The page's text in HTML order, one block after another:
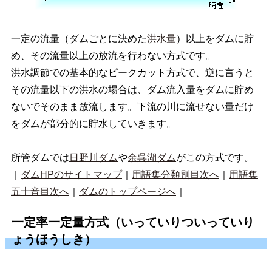
一定の流量（ダムごとに決めた洪水量）以上をダムに貯
め、その流量以上の放流を行わない方式です。
洪水調節での基本的なピークカット方式で、逆に言うと
その流量以下の洪水の場合は、ダム流入量をダムに貯め
ないでそのまま放流します。下流の川に流せない量だけ
をダムが部分的に貯水していきます。
所管ダムでは 日野川ダムや余呉湖ダムがこの方式です。
ダムHPのサイトマップ｜ 用語集分類別目次へ
用語集
五十音目次へ
ダムのトップページへ
一定率一定量方式（いっていりついっていり
ょうほうしき）